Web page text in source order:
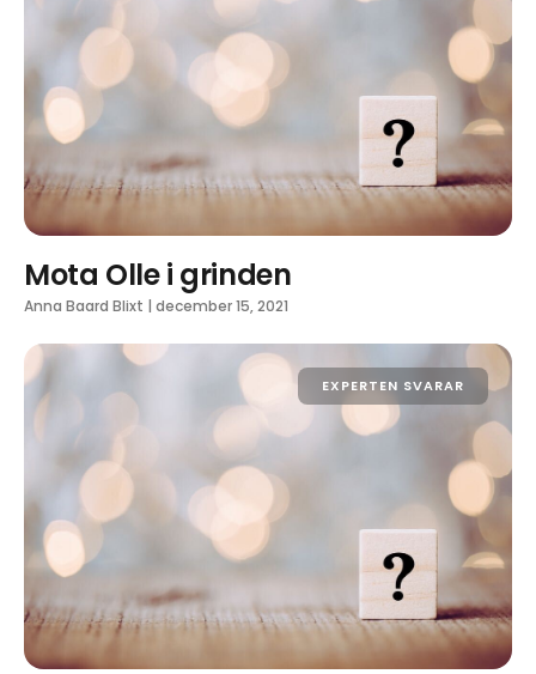
Mota Olle i grinden
Anna Baard Blixt | december 15, 2021
EXPERTEN SVARAR